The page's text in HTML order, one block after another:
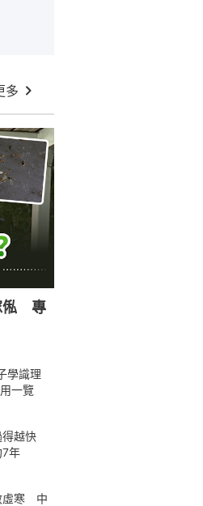
多
俬 專
學識理
一覽
得越快
7年
虛寒 中